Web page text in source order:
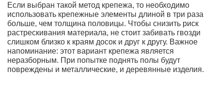
Если выбран такой метод крепежа, то необходимо
использовать крепежные элементы длиной в три раза
больше, чем толщина половицы. Чтобы снизить риск
растрескивания материала, не стоит забивать гвозди
слишком близко к краям досок и друг к другу. Важное
напоминание: этот вариант крепежа является
неразборным. При попытке поднять полы будут
повреждены и металлические, и деревянные изделия.